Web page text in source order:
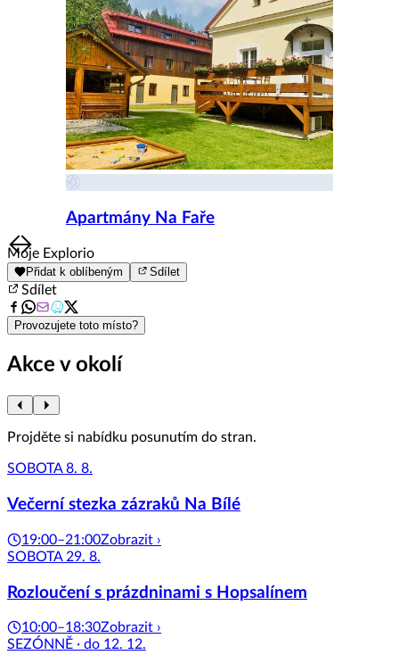
Apartmány Na Faře
Item
1
of
8
Moje Explorio
Přidat k oblíbeným Sdílet
Sdílet
Provozujete toto místo?
Akce v okolí
Projděte si nabídku posunutím do stran.
SOBOTA 8. 8.
Večerní stezka zázraků Na Bílé
19:00–21:00Zobrazit ›
SOBOTA 29. 8.
Rozloučení s prázdninami s Hopsalínem
10:00–18:30Zobrazit ›
SEZÓNNĚ · do 12. 12.